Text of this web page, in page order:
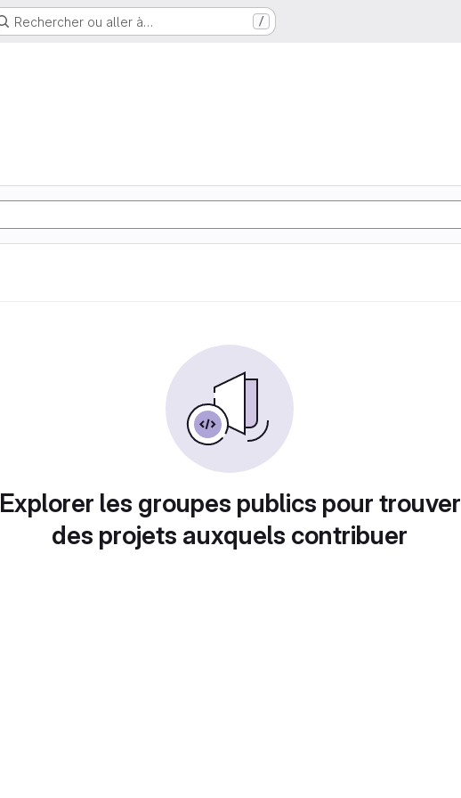
Rechercher ou aller à… /
Explorer les groupes publics pour trouver
des projets auxquels contribuer